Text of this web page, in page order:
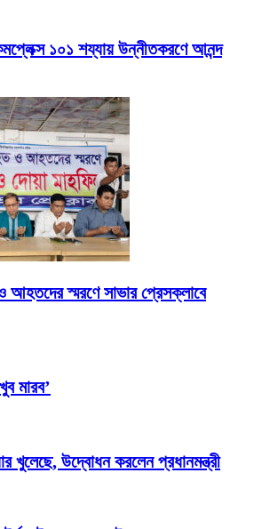
১০১ শয্যায় উন্নীতকরণে আনন্দ
স্মরণে সাভার প্রেসক্লাবে
মারব’
খুলেছে, উদ্বোধন করলেন প্রধানমন্ত্রী